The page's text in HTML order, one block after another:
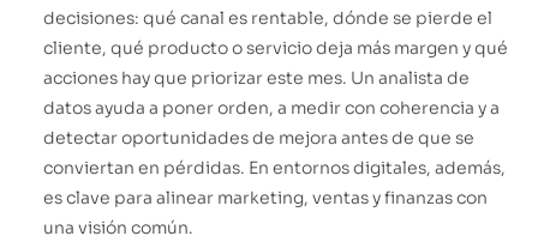
decisiones: qué canal es rentable, dónde se pierde el
cliente, qué producto o servicio deja más margen y qué
acciones hay que priorizar este mes. Un analista de
datos ayuda a poner orden, a medir con coherencia y a
detectar oportunidades de mejora antes de que se
conviertan en pérdidas. En entornos digitales, además,
es clave para alinear marketing, ventas y finanzas con
una visión común.